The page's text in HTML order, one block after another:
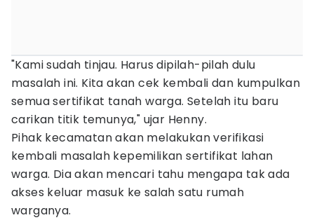
"Kami sudah tinjau. Harus dipilah-pilah dulu
masalah ini. Kita akan cek kembali dan kumpulkan
semua sertifikat tanah warga. Setelah itu baru
carikan titik temunya," ujar Henny.
Pihak kecamatan akan melakukan verifikasi
kembali masalah kepemilikan sertifikat lahan
warga. Dia akan mencari tahu mengapa tak ada
akses keluar masuk ke salah satu rumah
warganya.